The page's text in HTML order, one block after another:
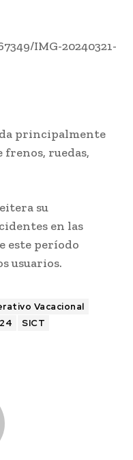
principalmente
frenos, ruedas,
su
en las
este período
usuarios.
Vacacional
SICT